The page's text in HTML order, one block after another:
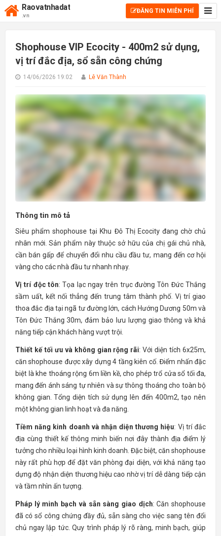
Raovatnhadat
.vn
ĐĂNG TIN MIỄN PHÍ
Shophouse VIP Ecocity - 400m2 sử dụng,
vị trí đắc địa, sổ sẵn công chứng
14/06/2026 19:02 Lê Văn Thành
Thông tin mô tả
Siêu phẩm shophouse tại Khu Đô Thị Ecocity đang chờ chủ
nhân mới. Sản phẩm này thuộc sở hữu của chị gái chủ nhà,
cần bán gấp để chuyển đổi nhu cầu đầu tư, mang đến cơ hội
vàng cho các nhà đầu tư nhanh nhạy.
Vị trí độc tôn: Tọa lạc ngay trên trục đường Tôn Đức Thắng
sầm uất, kết nối thẳng đến trung tâm thành phố. Vị trí giao
thoa đắc địa tại ngã tư đường lớn, cách Hướng Dương 50m và
Tôn Đức Thắng 30m, đảm bảo lưu lượng giao thông và khả
năng tiếp cận khách hàng vượt trội.
Thiết kế tối ưu và không gian rộng rãi: Với diện tích 6x25m,
căn shophouse được xây dựng 4 tầng kiên cố. Điểm nhấn đặc
biệt là khe thoáng rộng 6m liền kề, cho phép trổ cửa sổ tối đa,
mang đến ánh sáng tự nhiên và sự thông thoáng cho toàn bộ
không gian. Tổng diện tích sử dụng lên đến 400m2, tạo nên
một không gian linh hoạt và đa năng.
Tiềm năng kinh doanh và nhận diện thương hiệu: Vị trí đắc
địa cùng thiết kế thông minh biến nơi đây thành địa điểm lý
tưởng cho nhiều loại hình kinh doanh. Đặc biệt, căn shophouse
này rất phù hợp để đặt văn phòng đại diện, với khả năng tạo
dựng độ nhận diện thương hiệu cao nhờ vị trí dễ dàng tiếp cận
và tầm nhìn ấn tượng.
Pháp lý minh bạch và sẵn sàng giao dịch: Căn shophouse
đã có sổ công chứng đầy đủ, sẵn sàng cho việc sang tên đổi
chủ ngay lập tức. Quy trình pháp lý rõ ràng, minh bạch, giúp